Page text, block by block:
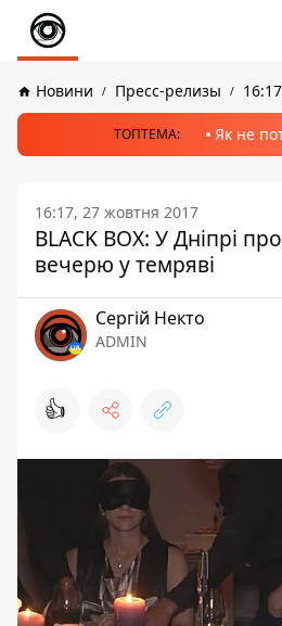
Новини Пресс-релизы
ТОПТЕМА: Як не
16:17, 27 жовтня 2017
BLACK BOX: У Дніпрі
вечерю у темряві
Сергій Некто
ADMIN
👍